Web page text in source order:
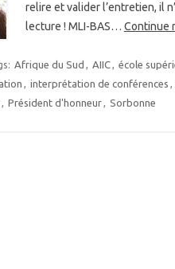
relire et valider l’entretien, il
lecture ! MLI-BAS… Continue
Afrique du Sud , AIIC, école
, interprétation de conférences ,
, Président d'honneur, Sorbonne